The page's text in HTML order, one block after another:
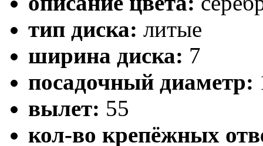
тип диска: литые
ширина диска: 7
посадочный диаметр:
вылет: 55
кол-во крепёжных